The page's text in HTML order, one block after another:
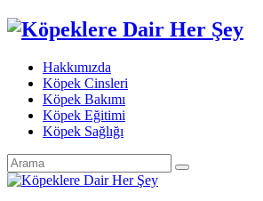
Hakkımızda
Köpek Cinsleri
Köpek Bakımı
Köpek Eğitimi
Köpek Sağlığı